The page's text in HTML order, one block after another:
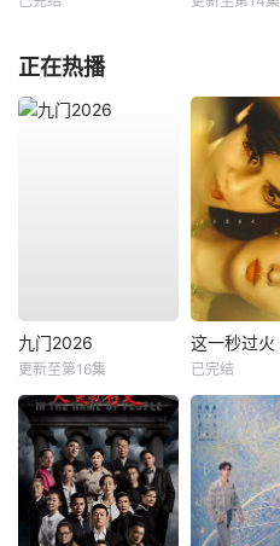
正在热播
九门2026
更新至第16集
这一秒过火
已完结